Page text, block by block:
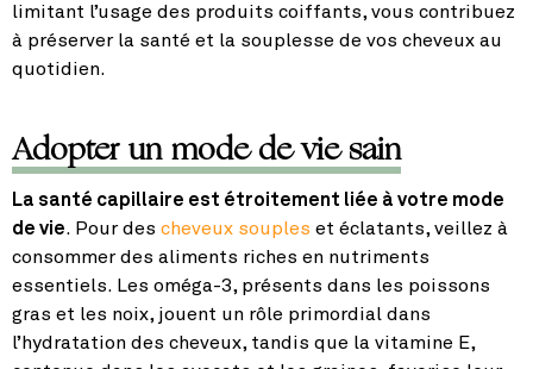
limitant l’usage des produits coiffants, vous contribuez
à préserver la santé et la souplesse de vos cheveux au
quotidien.
Adopter un mode de vie sain
La santé capillaire est étroitement liée à votre mode
de vie. Pour des cheveux souples et éclatants, veillez à
consommer des aliments riches en nutriments
essentiels. Les oméga-3, présents dans les poissons
gras et les noix, jouent un rôle primordial dans
l’hydratation des cheveux, tandis que la vitamine E,